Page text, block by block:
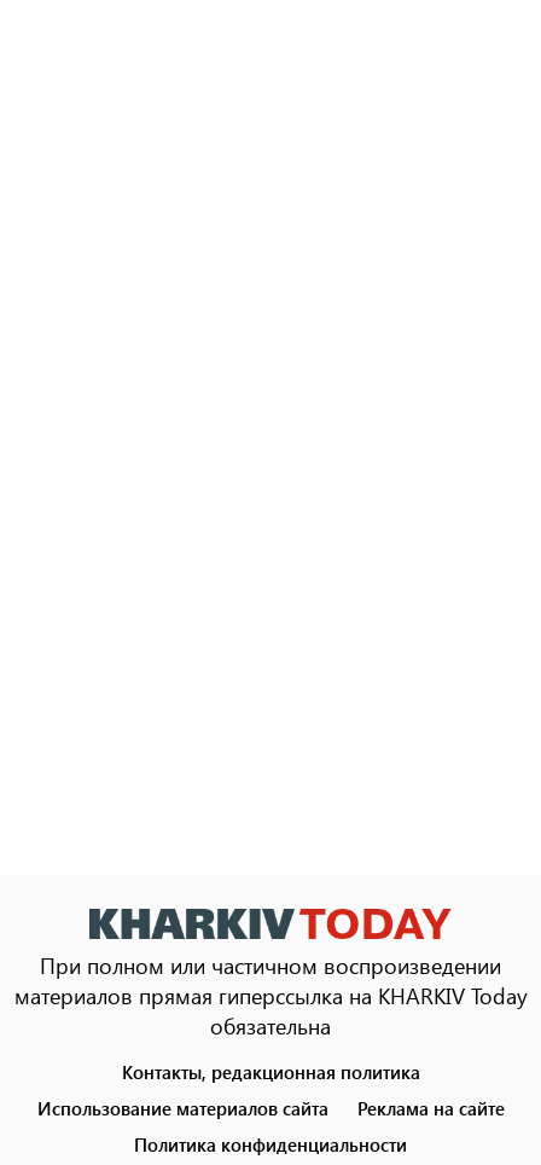
При полном или частичном воспроизведении
материалов прямая гиперссылка на KHARKIV Today
обязательна
menu
Контакты, редакционная политика
Использование материалов сайта
Реклама на сайте
Политика конфиденциальности